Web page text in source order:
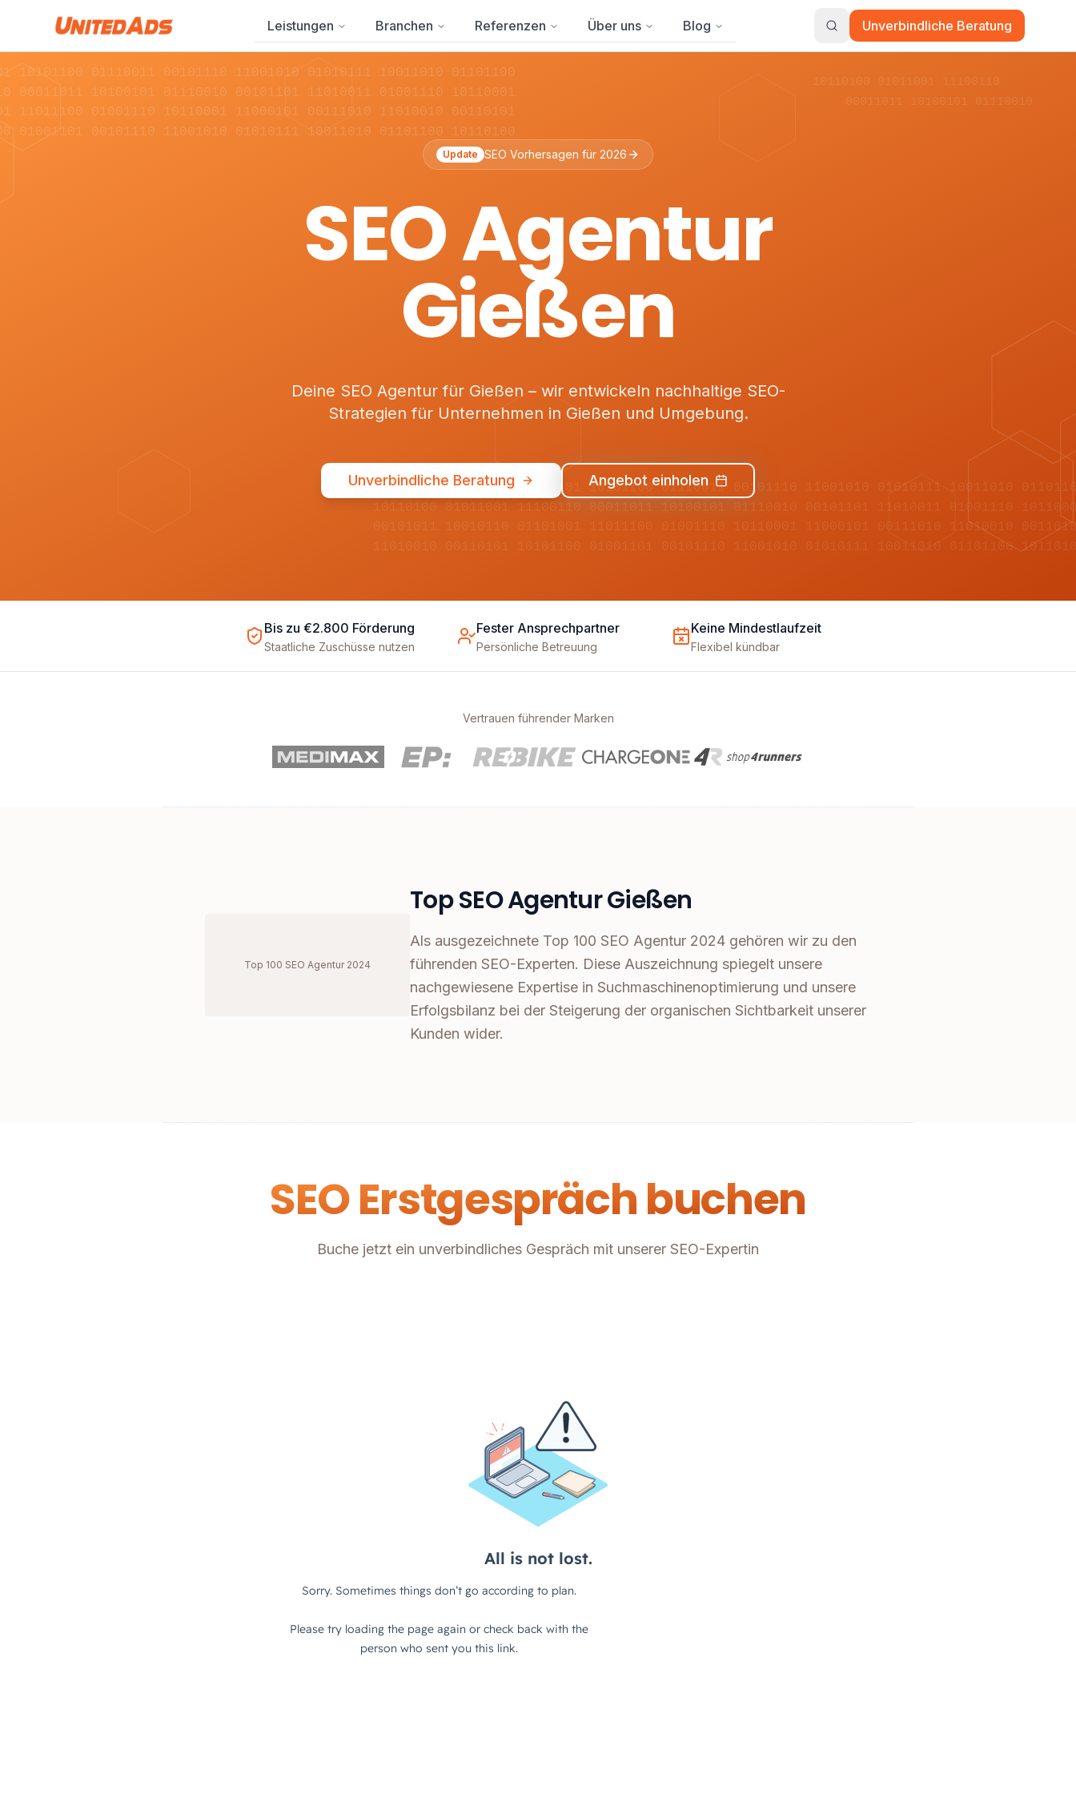
Leistungen Branchen Referenzen Über uns Blog Unverbindliche Beratung
10101100 01110011 00101110 11001010 01010111 10011010 01101100
00011011 10100101 01110010 00101101 11010011 01001110 10110001
11011100 01001110 10110001 11000101 00111010 11010010 00110101
01001101 00101110 11001010 01010111 10011010 01101100 10110100
01001101 11010010 00110101 10101100 01110011 00101110 11001010 01010111 10011010
10110100 01011001 11100110 00011011 10100101 01110010 00101101 11010011 01001110
00101011 10010110 01101001 11011100 01001110 10110001 11000101 00111010 11010010
11010010 00110101 10101100 01001101 00101110 11001010 01010111 10011010 01101100
10110100 01011001 11100110
00011011 10100101 01110010
Update SEO Vorhersagen für 2026
SEO Agentur
Gießen
Deine SEO Agentur für Gießen – wir entwickeln nachhaltige SEO-
Strategien für Unternehmen in Gießen und Umgebung.
Unverbindliche Beratung Angebot einholen
Bis zu €2.800 Förderung
Staatliche Zuschüsse nutzen
Fester Ansprechpartner
Persönliche Betreuung
Keine Mindestlaufzeit
Flexibel kündbar
Vertrauen führender Marken
Top 100 SEO Agentur 2024
Top SEO Agentur Gießen
Als ausgezeichnete Top 100 SEO Agentur 2024 gehören wir zu den
führenden SEO-Experten. Diese Auszeichnung spiegelt unsere
nachgewiesene Expertise in Suchmaschinenoptimierung und unsere
Erfolgsbilanz bei der Steigerung der organischen Sichtbarkeit unserer
Kunden wider.
SEO Erstgespräch buchen
Buche jetzt ein unverbindliches Gespräch mit unserer SEO-Expertin